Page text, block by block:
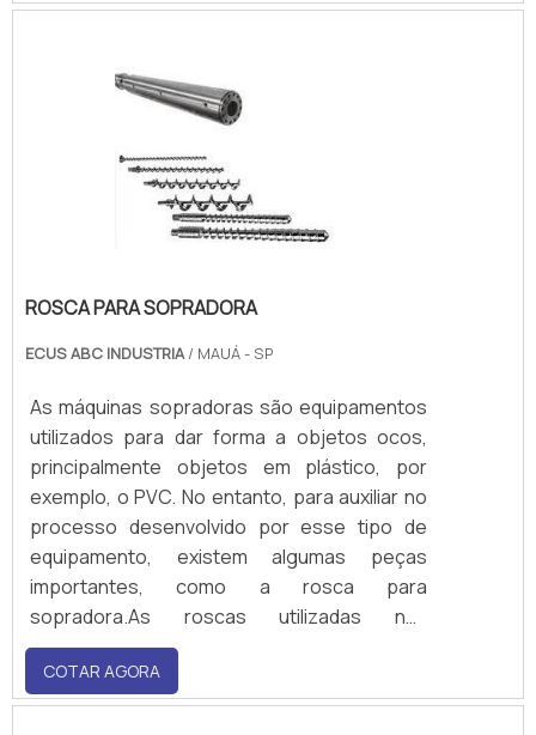
quantidade de equipamentos.Detalhes deste
tipo de componente é,.
ROSCA PARA SOPRADORA
ECUS ABC INDUSTRIA/ MAUÁ - SP
As máquinas sopradoras são equipamentos
utilizados para dar forma a objetos ocos,
principalmente objetos em plástico, por
exemplo, o PVC. No entanto, para auxiliar no
processo desenvolvido por esse tipo de
equipamento, existem algumas peças
importantes, como a rosca para
sopradora.As roscas utilizadas nas
sopradoras são fundamentais no processo,
e podem auxiliar a máquina no encaixe da
peça a ser trabalhada, na matriz. É
COTAR AGORA